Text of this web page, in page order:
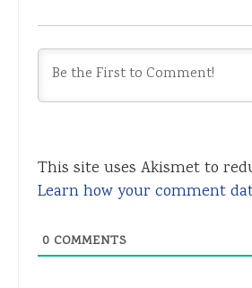
This site uses Akismet to
Learn how your comment
0 COMMENTS